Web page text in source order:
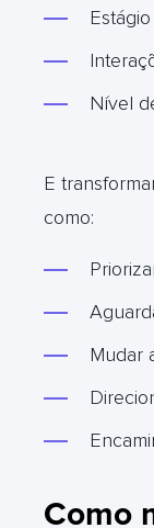
Nível
E
como:
Mudar
Como